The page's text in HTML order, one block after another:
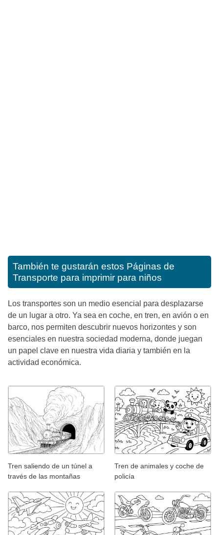
También te gustarán estos Páginas de
Transporte para imprimir para niños
Los transportes son un medio esencial para desplazarse
de un lugar a otro. Ya sea en coche, en tren, en avión o en
barco, nos permiten descubrir nuevos horizontes y son
esenciales en nuestra sociedad moderna, donde juegan
un papel clave en nuestra vida diaria y también en la
actividad económica.
Tren saliendo de un túnel a
través de las montañas
Tren de animales y coche de
policía